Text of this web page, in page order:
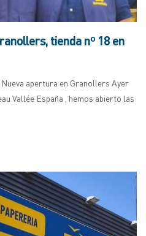
tienda nº 18 en
apertura en Granollers Ayer
Vallée España , hemos abierto las